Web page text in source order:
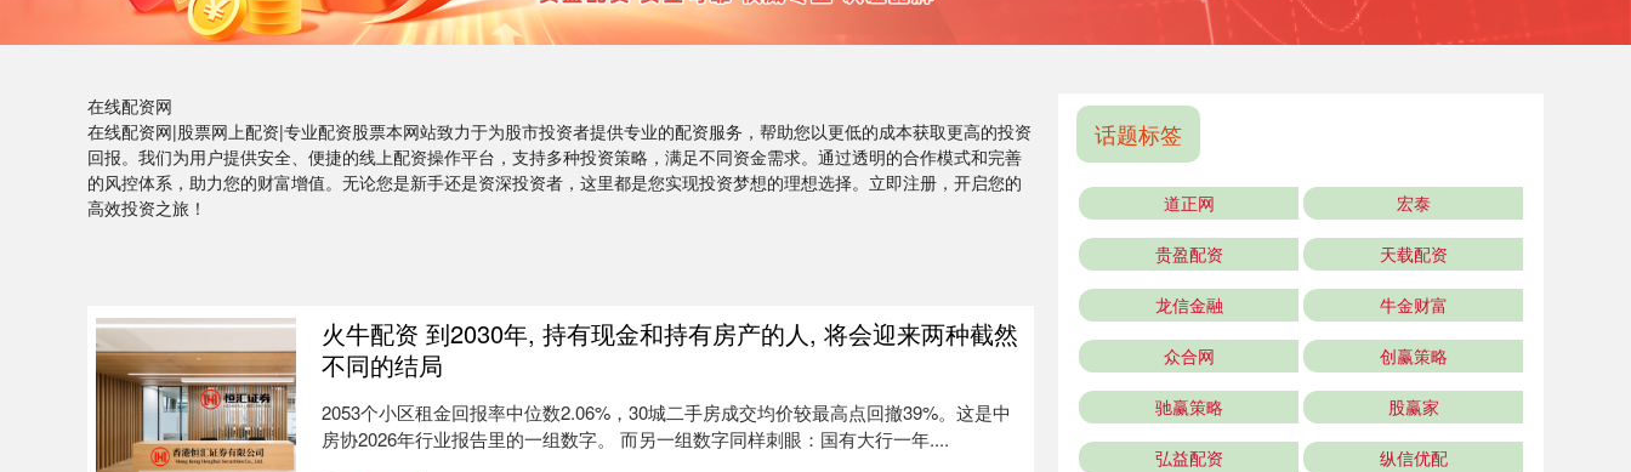
在线配资网
在线配资网|股票网上配资|专业配资股票本网站致力于为股市投资者提供专业的配资服务，帮助您以更低的成本获取更高的投资
回报。我们为用户提供安全、便捷的线上配资操作平台，支持多种投资策略，满足不同资金需求。通过透明的合作模式和完善
的风控体系，助力您的财富增值。无论您是新手还是资深投资者，这里都是您实现投资梦想的理想选择。立即注册，开启您的
高效投资之旅！
火牛配资 到2030年, 持有现金和持有房产的人, 将会迎来两种截然
不同的结局
2053个小区租金回报率中位数2.06%，30城二手房成交均价较最高点回撤39%。这是中
房协2026年行业报告里的一组数字。 而另一组数字同样刺眼：国有大行一年....
话题标签
道正网 宏泰
贵盈配资 天载配资
龙信金融 牛金财富
众合网 创赢策略
驰赢策略 股赢家
弘益配资 纵信优配